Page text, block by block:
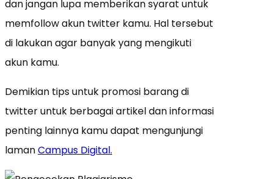
dan jangan lupa memberikan syarat untuk
memfollow akun twitter kamu. Hal tersebut
di lakukan agar banyak yang mengikuti
akun kamu.
Demikian tips untuk promosi barang di
twitter untuk berbagai artikel dan informasi
penting lainnya kamu dapat mengunjungi
lamanCampus Digital.